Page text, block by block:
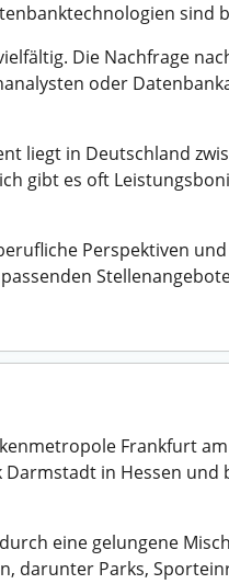
sind
Die Nachfrage
oder
liegt in Deutschland
gibt es oft
Perspektiven
Frankfurt
in Hessen
eine gelungene
darunter Parks,